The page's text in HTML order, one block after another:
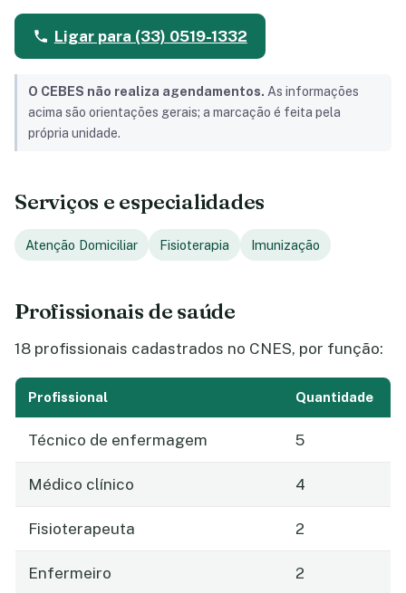
Ligar para (33) 0519-1332
O CEBES não realiza agendamentos. As informações
acima são orientações gerais; a marcação é feita pela
própria unidade.
Serviços e especialidades
Atenção Domiciliar Fisioterapia Imunização
Profissionais de saúde
18 profissionais cadastrados no CNES, por função:
Profissional Quantidade
Técnico de enfermagem 5
Médico clínico 4
Fisioterapeuta 2
Enfermeiro 2